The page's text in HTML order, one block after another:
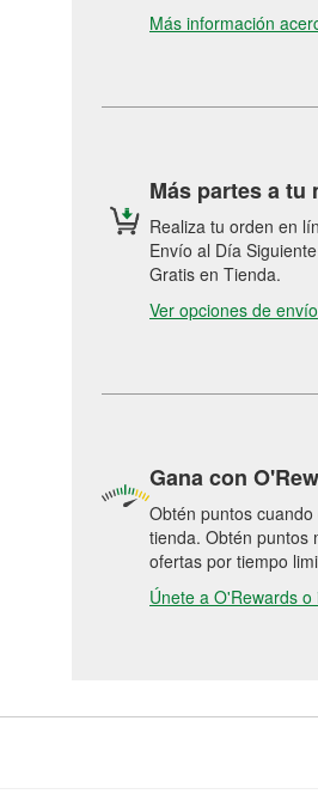
Más información
Más partes a tu
Realiza tu orden en
Envío al Día
Gratis en Tienda.
Ver opciones de envío
Gana con
Obtén puntos
tienda. Obtén puntos
ofertas por tiempo
Únete a O'Rewards o